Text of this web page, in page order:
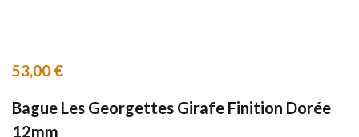
53,00 €
Bague Les Georgettes Girafe Finition Dorée
12mm